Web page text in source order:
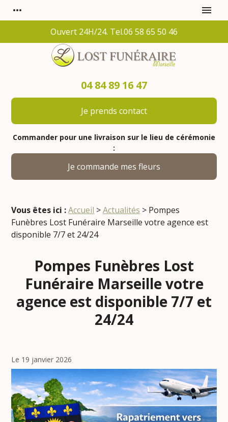
more_horiz menu
Ouvert 24H/24. Tel.06 58 65 50 46
04 84 89 16 47
Je prends contact
Commander pour une livraison sur le lieu de cérémonie
:
Je commande mes fleurs
Vous êtes ici : Accueil >Actualités > Pompes
Funèbres Lost Funéraire Marseille votre agence est
disponible 7/7 et 24/24
Pompes Funèbres Lost
Funéraire Marseille votre
agence est disponible 7/7 et
24/24
Le 19 janvier 2026